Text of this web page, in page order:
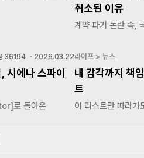
취소된 이유
계약 파기 논란 속,
36194・ 2026.03.22
시에나 스파이
로 돌아온
라이프 > 뉴스
내 감각까지 책
트
이 리스트만 따라가